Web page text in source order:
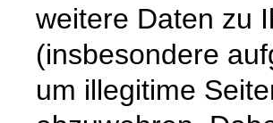
weitere Daten zu
(insbesondere
um illegitime